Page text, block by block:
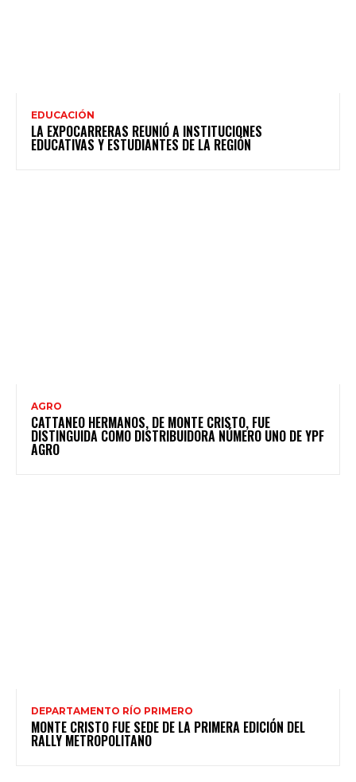
EDUCACIÓN
LA EXPOCARRERAS REUNIÓ A INSTITUCIONES
EDUCATIVAS Y ESTUDIANTES DE LA REGIÓN
AGRO
CATTANEO HERMANOS, DE MONTE CRISTO, FUE
DISTINGUIDA COMO DISTRIBUIDORA NÚMERO UNO DE YPF
AGRO
DEPARTAMENTO RÍO PRIMERO
MONTE CRISTO FUE SEDE DE LA PRIMERA EDICIÓN DEL
RALLY METROPOLITANO